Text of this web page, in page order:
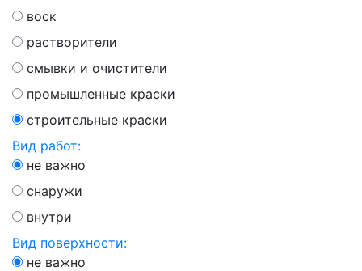
воск
растворители
смывки и очистители
промышленные краски
строительные краски
Вид работ:
не важно
снаружи
внутри
Вид поверхности:
не важно